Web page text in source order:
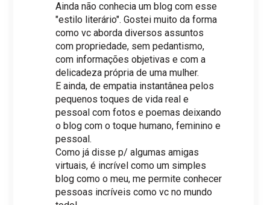
Ainda não conhecia um blog com esse
"estilo literário". Gostei muito da forma
como vc aborda diversos assuntos
com propriedade, sem pedantismo,
com informações objetivas e com a
delicadeza própria de uma mulher.
E ainda, de empatia instantânea pelos
pequenos toques de vida real e
pessoal com fotos e poemas deixando
o blog com o toque humano, feminino e
pessoal.
Como já disse p/ algumas amigas
virtuais, é incrível como um simples
blog como o meu, me permite conhecer
pessoas incríveis como vc no mundo